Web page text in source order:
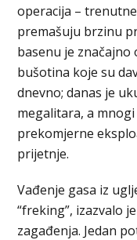
operacija –
premašuju brzinu
basenu je značajno
bušotina koje su
dnevno; danas je
megalitara, a
prekomjerne
prijetnje.
Vađenje gasa iz
“freking”, izazvalo
zagađenja. Jedan